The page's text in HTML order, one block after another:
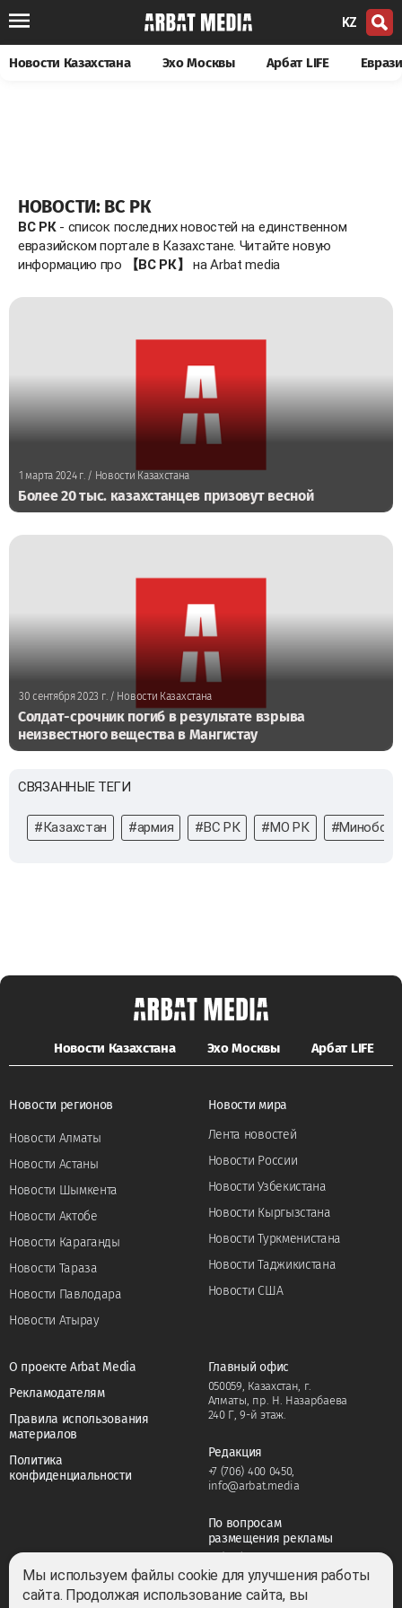
KZ
Новости Казахстана Эхо Москвы Арбат LIFE
НОВОСТИ: ВС РК
ВС РК- список последних новостей на единственном
евразийском портале в Казахстане. Читайте новую
информацию про
【ВС РК】 на Arbat media
1 марта 2024 г./ Новости Казахстана
Более 20 тыс. казахстанцев призовут весной
30 сентября 2023 г./ Новости Казахстана
Солдат-срочник погиб в результате взрыва
неизвестного вещества в Мангистау
СВЯЗАННЫЕ ТЕГИ
#Казахстан #армия #ВС РК #МО РК
Новости Казахстана Эхо Москвы Арбат LIFE
Новости регионов
Новости Алматы
Новости Астаны
Новости Шымкента
Новости Актобе
Новости Караганды
Новости Тараза
Новости Павлодара
Новости Атырау
Новости мира
Лента новостей
Новости России
Новости Узбекистана
Новости Кыргызстана
Новости Туркменистана
Новости Таджикистана
Новости США
О проекте Arbat Media
Рекламодателям
Правила использования
материалов
Политика
конфиденциальности
Главный офис
050059, Казахстан, г.
Алматы, пр. Н. Назарбаева
240 Г, 9-й этаж.
Редакция
+7 (706) 400 0450,
info@arbat.media
По вопросам
размещения рекламы
adv@arbat.media
Мы используем файлы cookie для улучшения работы
сайта. Продолжая использование сайта, вы